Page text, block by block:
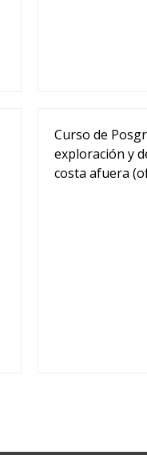
Curso de
exploración y
costa afuera